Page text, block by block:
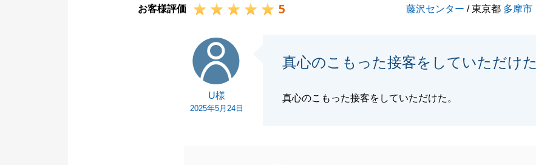
と幸いに存じます。
お客様評価 5 藤沢センター / 東京都 多摩市
U様
2025年5月24日
真心のこもった接客をしていただけた
真心のこもった接客をしていただけた。